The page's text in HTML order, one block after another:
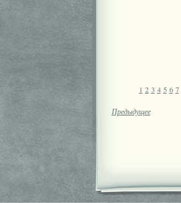
1 2 3 4 5 6 7
Предыдущее